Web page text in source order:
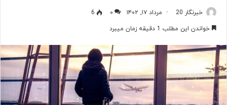
خبرنگار 20 مرداد ۱۷, ۱۴۰۲ ۰
6
خواندن این مطلب 1 دقیقه زمان میبرد